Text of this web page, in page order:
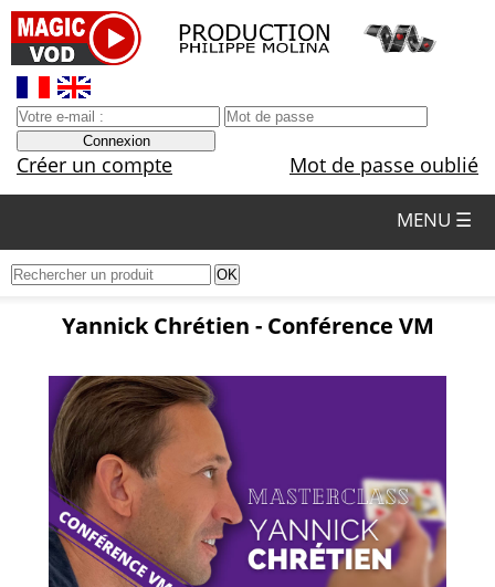
Créer un compte Mot de passe oublié
MENU ☰
Yannick Chrétien - Conférence VM